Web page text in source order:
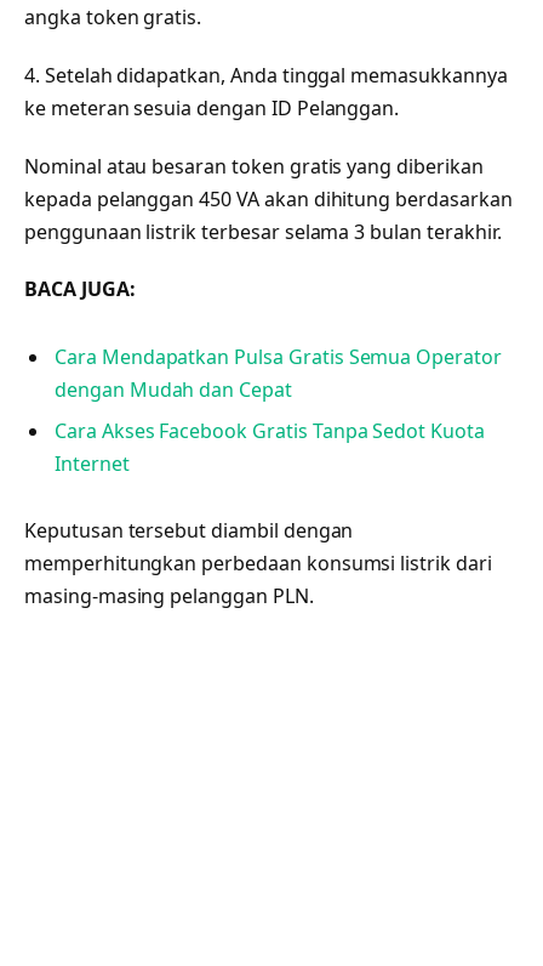
angka token gratis.
4. Setelah didapatkan, Anda tinggal memasukkannya
ke meteran sesuia dengan ID Pelanggan.
Nominal atau besaran token gratis yang diberikan
kepada pelanggan 450 VA akan dihitung berdasarkan
penggunaan listrik terbesar selama 3 bulan terakhir.
BACA JUGA:
Cara Mendapatkan Pulsa Gratis Semua Operator
dengan Mudah dan Cepat
Cara Akses Facebook Gratis Tanpa Sedot Kuota
Internet
Keputusan tersebut diambil dengan
memperhitungkan perbedaan konsumsi listrik dari
masing-masing pelanggan PLN.